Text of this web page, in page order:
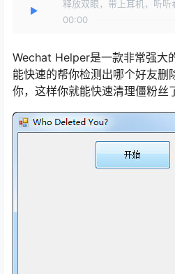
释放双眼，带上耳机，听听
00:00
Wechat Helper是一款非常强大
能快速的帮你检测出哪个好友删
你，这样你就能快速清理僵粉丝